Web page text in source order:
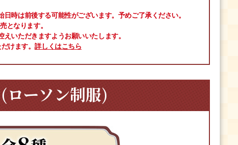
時は前後する可能性がございます。予めご了承ください。
となります。
いただきますようお願いいたします。
けます。詳しくはこちら
ローソン制服)